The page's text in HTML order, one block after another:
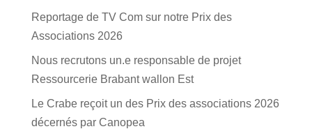
Reportage de TV Com sur notre Prix des
Associations 2026
Nous recrutons un.e responsable de projet
Ressourcerie Brabant wallon Est
Le Crabe reçoit un des Prix des associations 2026
décernés par Canopea